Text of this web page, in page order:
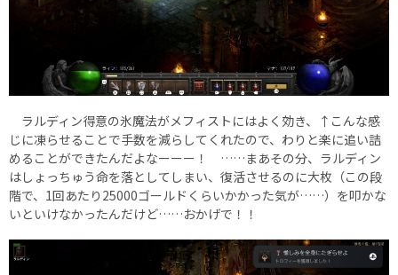
ラルディン得意の氷魔法がメフィストにはよく効き、↑こんな感
じに凍らせることで手数を減らしてくれたので、わりと楽に追い詰
めることができたんだよなーーー！ ……まあその分、ラルディン
はしょっちゅう命を落としてしまい、復活させるのに大枚（この段
階で、1回あたり25000ゴールドくらいかかった気が……）を叩かな
いといけなかったんだけど……おかげで！！